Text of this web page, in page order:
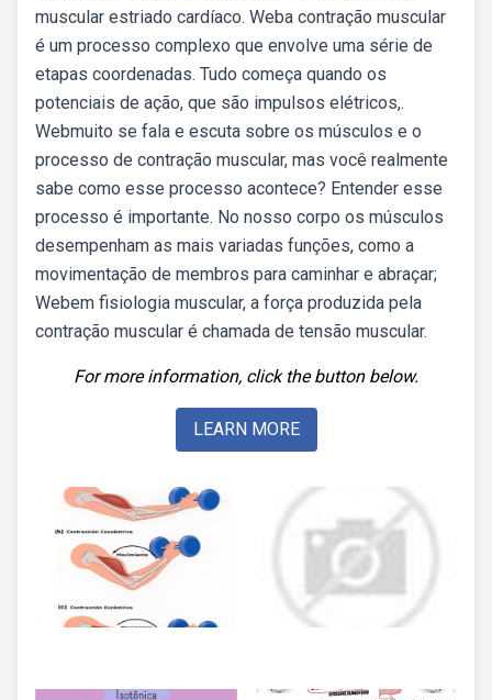
muscular estriado cardíaco. Weba contração muscular
é um processo complexo que envolve uma série de
etapas coordenadas. Tudo começa quando os
potenciais de ação, que são impulsos elétricos,.
Webmuito se fala e escuta sobre os músculos e o
processo de contração muscular, mas você realmente
sabe como esse processo acontece? Entender esse
processo é importante. No nosso corpo os músculos
desempenham as mais variadas funções, como a
movimentação de membros para caminhar e abraçar;
Webem fisiologia muscular, a força produzida pela
contração muscular é chamada de tensão muscular.
For more information, click the button below.
LEARN MORE